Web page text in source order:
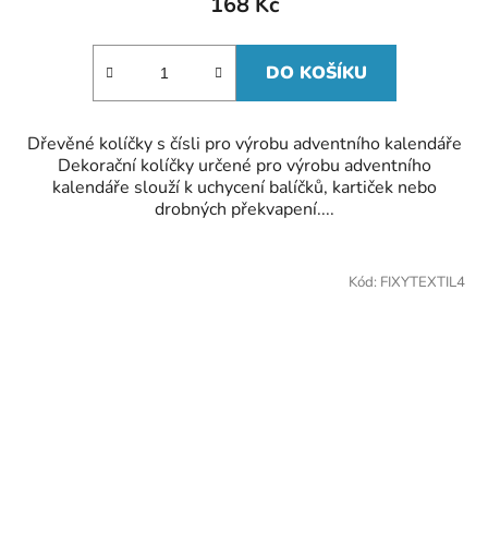
DO KOŠÍKU
Dřevěné kolíčky s čísli pro výrobu adventního kalendáře
Dekorační kolíčky určené pro výrobu adventního
kalendáře slouží k uchycení balíčků, kartiček nebo
drobných překvapení....
Kód: FIXYTEXTIL4